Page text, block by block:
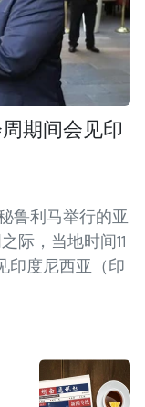
期间会见印
鲁利马举行的亚
际，当地时间11
印度尼西亚（印